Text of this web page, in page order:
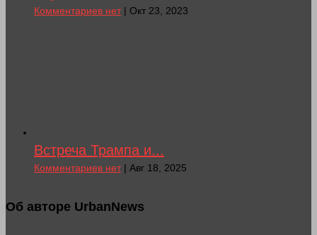
Комментариев нет| Окт 23, 2023
Встреча Трампа и...
Комментариев нет| Авг 18, 2025
Об авторе UrbanNews